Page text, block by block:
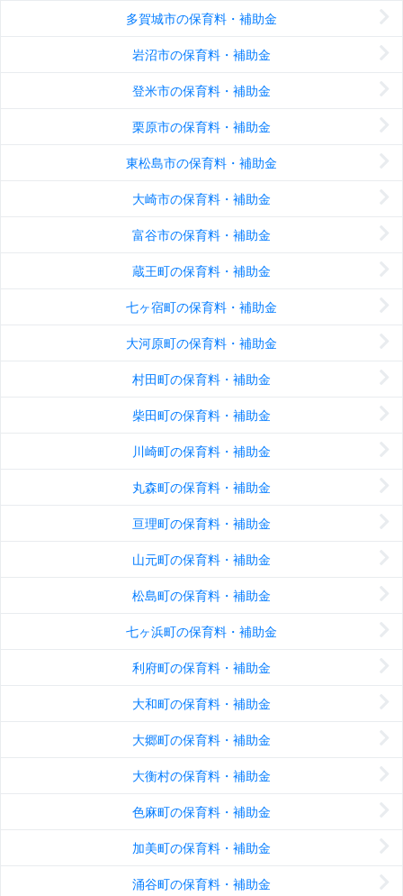
多賀城市の保育料・補助金
岩沼市の保育料・補助金
登米市の保育料・補助金
栗原市の保育料・補助金
東松島市の保育料・補助金
大崎市の保育料・補助金
富谷市の保育料・補助金
蔵王町の保育料・補助金
七ヶ宿町の保育料・補助金
大河原町の保育料・補助金
村田町の保育料・補助金
柴田町の保育料・補助金
川崎町の保育料・補助金
丸森町の保育料・補助金
亘理町の保育料・補助金
山元町の保育料・補助金
松島町の保育料・補助金
七ヶ浜町の保育料・補助金
利府町の保育料・補助金
大和町の保育料・補助金
大郷町の保育料・補助金
大衡村の保育料・補助金
色麻町の保育料・補助金
加美町の保育料・補助金
涌谷町の保育料・補助金